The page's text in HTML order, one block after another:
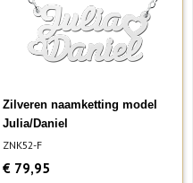
Zilveren naamketting model
Julia/Daniel
ZNK52-F
€ 79,95